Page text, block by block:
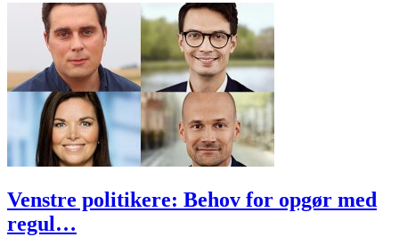
Venstre politikere: Behov for opgør med
regul…